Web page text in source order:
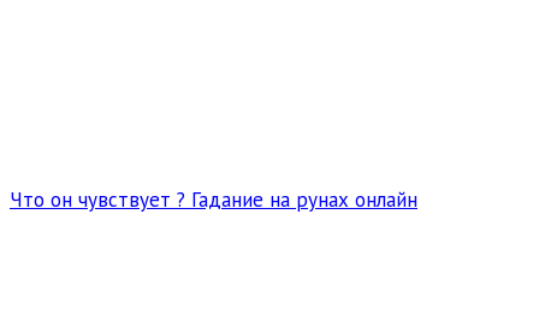
Что он чувствует ? Гадание на рунах онлайн